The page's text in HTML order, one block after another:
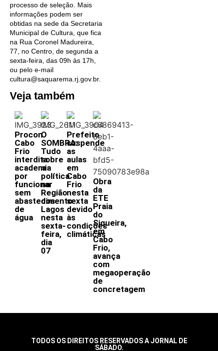
processo de seleção. Mais
informações podem ser
obtidas na sede da Secretaria
Municipal de Cultura, que fica
na Rua Coronel Madureira,
77, no Centro, de segunda a
sexta-feira, das 09h às 17h,
ou pelo e-mail
cultura@saquarema.rj.gov.br.
Veja também
Procon
Cabo
Frio
interdita
academia
por
funcionar
sem
abastecimento
de
água
O
SOMBRA:
Tudo
sobre
a
política
na
Região
dos
Lagos
nesta
sexta-
feira,
dia
07
Prefeito
suspende
as
aulas
em
Cabo
Frio
nesta
sexta
devido
às
condições
climáticas
Obra
da
ETE
Praia
do
Siqueira,
em
Cabo
Frio,
avança
com
megaoperação
de
concretagem
TODOS OS DIREITOS RESERVADOS A JORNAL DE
SÁBADO.